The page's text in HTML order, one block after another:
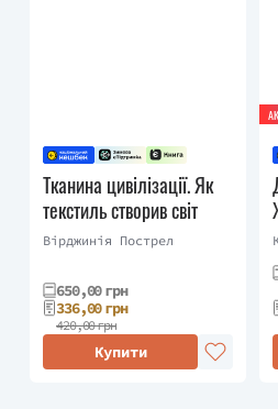
Тканина цивілізації. Як
текстиль створив світ
Вірджинія Пострел
650,00 грн
336,00 грн
420,00 грн
Купити